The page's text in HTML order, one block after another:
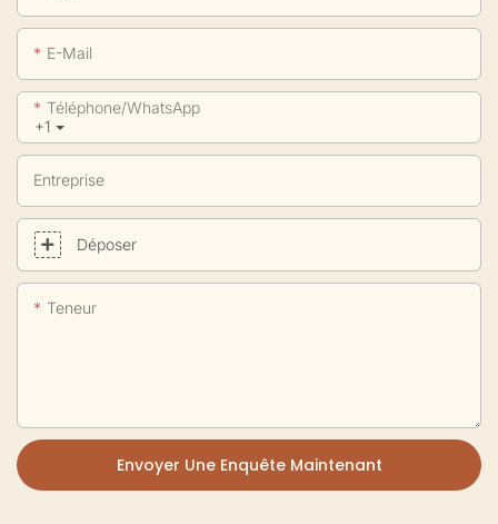
E-Mail
+1
Téléphone/WhatsApp
Entreprise
Déposer
Teneur
Envoyer Une Enquête Maintenant